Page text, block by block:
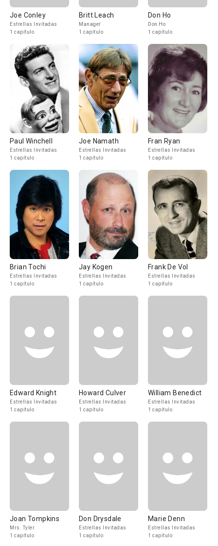
Joe Conley
Estrellas Invitadas
1 capítulo
Britt Leach
Manager
1 capítulo
Don Ho
Don Ho
1 capítulo
Paul Winchell
Estrellas Invitadas
1 capítulo
Joe Namath
Estrellas Invitadas
1 capítulo
Fran Ryan
Estrellas Invitadas
1 capítulo
Brian Tochi
Estrellas Invitadas
1 capítulo
Jay Kogen
Estrellas Invitadas
1 capítulo
Frank De Vol
Estrellas Invitadas
1 capítulo
Edward Knight
Estrellas Invitadas
1 capítulo
Howard Culver
Estrellas Invitadas
1 capítulo
William Benedict
Estrellas Invitadas
1 capítulo
Joan Tompkins
Mrs. Tyler
1 capítulo
Don Drysdale
Estrellas Invitadas
1 capítulo
Marie Denn
Estrellas Invitadas
1 capítulo